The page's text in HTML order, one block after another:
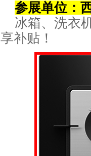
参展单位：
冰箱、洗衣
享补贴！